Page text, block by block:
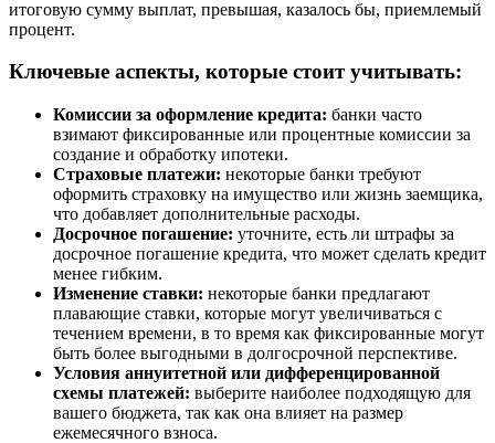
итоговую сумму выплат, превышая, казалось бы, приемлемый
процент.
Ключевые аспекты, которые стоит учитывать:
Комиссии за оформление кредита: банки часто
взимают фиксированные или процентные комиссии за
создание и обработку ипотеки.
Страховые платежи: некоторые банки требуют
оформить страховку на имущество или жизнь заемщика,
что добавляет дополнительные расходы.
Досрочное погашение: уточните, есть ли штрафы за
досрочное погашение кредита, что может сделать кредит
менее гибким.
Изменение ставки: некоторые банки предлагают
плавающие ставки, которые могут увеличиваться с
течением времени, в то время как фиксированные могут
быть более выгодными в долгосрочной перспективе.
Условия аннуитетной или дифференцированной
схемы платежей: выберите наиболее подходящую для
вашего бюджета, так как она влияет на размер
ежемесячного взноса.